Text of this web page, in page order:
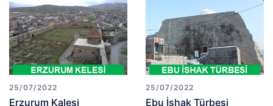
25/07/2022
Erzurum Kalesi
25/07/2022
Ebu İshak Türbesi